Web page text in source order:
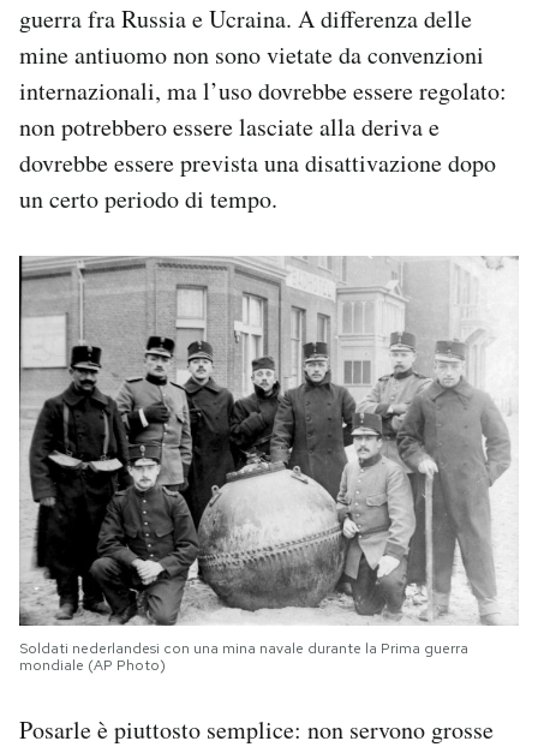
guerra fra Russia e Ucraina. A differenza delle
mine antiuomo non sono vietate da convenzioni
internazionali, ma l’uso dovrebbe essere regolato:
non potrebbero essere lasciate alla deriva e
dovrebbe essere prevista una disattivazione dopo
un certo periodo di tempo.
Soldati nederlandesi con una mina navale durante la Prima guerra
mondiale (AP Photo)
Posarle è piuttosto semplice: non servono grosse